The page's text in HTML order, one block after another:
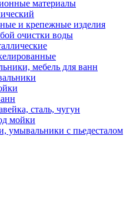
материалы
и крепежные изделия
очистки воды
мебель для ванн
сталь, чугун
мойки
умывальники с пьедесталом